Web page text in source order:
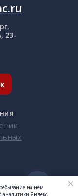
23-
на нем
аналитики Яндекс.